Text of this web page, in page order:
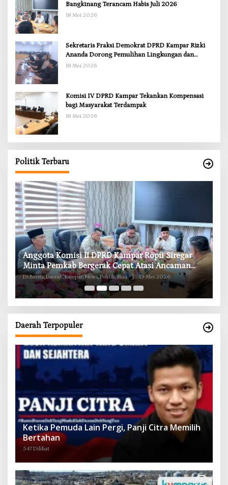
Bangkinang Terancam Habis Juli 2026
18 Mei 2026
Sekretaris Fraksi Demokrat DPRD Kampar Rizki
Ananda Dorong Pemulihan Lingkungan dan
Kompensasi untuk Warga Sungai Tapung
18 Mei 2026
Komisi IV DPRD Kampar Tekankan Kompensasi
bagi Masyarakat Terdampak
18 Mei 2026
Politik Terbaru
Anggota Komisi II DPRD Kampar Ropii Siregar
Minta Pemkab Bergerak Cepat Atasi Ancaman
Kekosongan Obat demi Wujudkan Kampar Dihati
Di Berita, Daerah, Kampar, News, Politik, Riau | 19 Mei 2026
Daerah Terpopuler
Ketika Pemuda Lain Pergi, Panji Citra Memilih
Bertahan
547 Dilihat